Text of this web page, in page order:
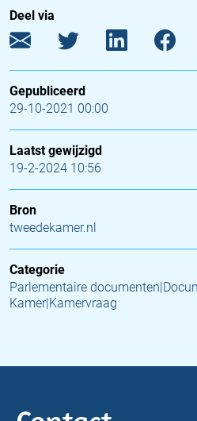
Deel via
Gepubliceerd
29-10-2021 00:00
Laatst gewijzigd
19-2-2024 10:56
Bron
tweedekamer.nl
Categorie
Parlementaire
Kamer|Kamervraag